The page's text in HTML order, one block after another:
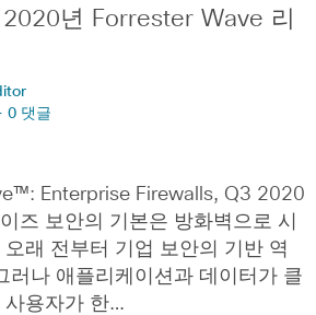
년 Forrester Wave 리
0 댓글
Enterprise Firewalls, Q3 2020
즈 보안의 기본은 방화벽으로 시
래 전부터 기업 보안의 기반 역
러나 애플리케이션과 데이터가 클
사용자가 한…